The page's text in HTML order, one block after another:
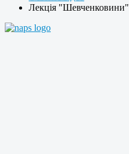
Лекція "Шевченковини"